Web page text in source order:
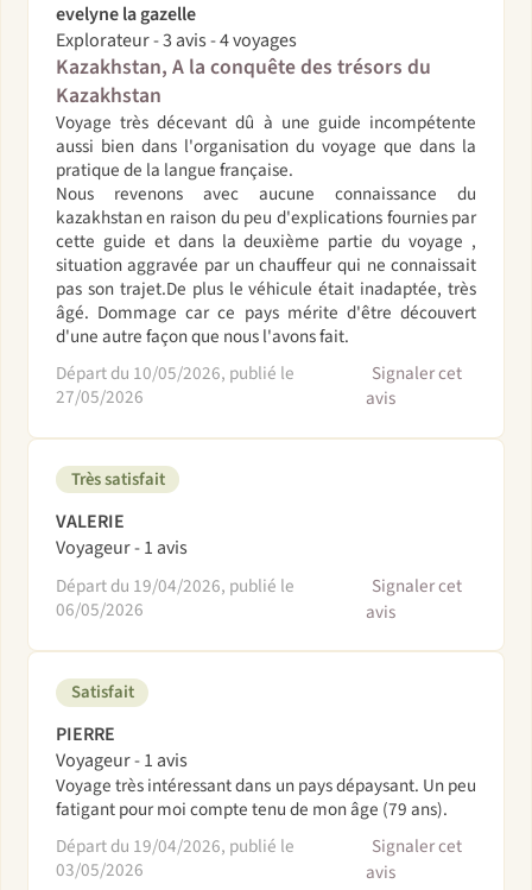
evelyne la gazelle
Explorateur - 3 avis - 4 voyages
Kazakhstan, A la conquête des trésors du
Kazakhstan
Voyage très décevant dû à une guide incompétente
aussi bien dans l'organisation du voyage que dans la
pratique de la langue française.
Nous revenons avec aucune connaissance du
kazakhstan en raison du peu d'explications fournies par
cette guide et dans la deuxième partie du voyage ,
situation aggravée par un chauffeur qui ne connaissait
pas son trajet.De plus le véhicule était inadaptée, très
âgé. Dommage car ce pays mérite d'être découvert
d'une autre façon que nous l'avons fait.
Départ du 10/05/2026, publié le
27/05/2026
Signaler cet
avis
Très satisfait
VALERIE
Voyageur - 1 avis
Départ du 19/04/2026, publié le
06/05/2026
Signaler cet
avis
Satisfait
PIERRE
Voyageur - 1 avis
Voyage très intéressant dans un pays dépaysant. Un peu
fatigant pour moi compte tenu de mon âge (79 ans).
Départ du 19/04/2026, publié le
03/05/2026
Signaler cet
avis